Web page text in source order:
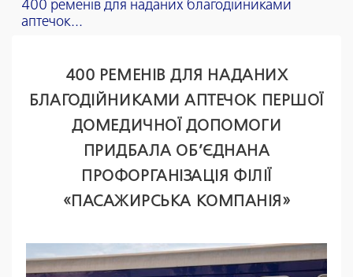
400 ременів для наданих благодійниками
аптечок...
400 РЕМЕНІВ ДЛЯ НАДАНИХ
БЛАГОДІЙНИКАМИ АПТЕЧОК ПЕРШОЇ
ДОМЕДИЧНОЇ ДОПОМОГИ
ПРИДБАЛА ОБ’ЄДНАНА
ПРОФОРГАНІЗАЦІЯ ФІЛІЇ
«ПАСАЖИРСЬКА КОМПАНІЯ»